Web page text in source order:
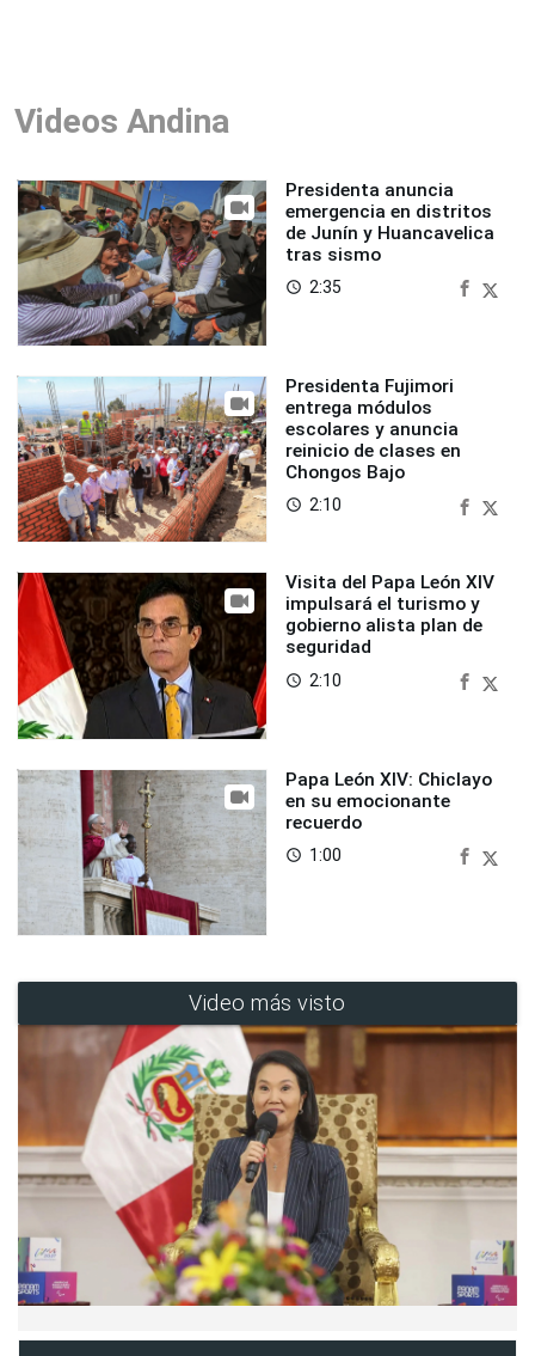
Videos Andina
Presidenta anuncia
emergencia en distritos
de Junín y Huancavelica
tras sismo
access_time 2:35
Presidenta Fujimori
entrega módulos
escolares y anuncia
reinicio de clases en
Chongos Bajo
access_time 2:10
Visita del Papa León XIV
impulsará el turismo y
gobierno alista plan de
seguridad
access_time 2:10
Papa León XIV: Chiclayo
en su emocionante
recuerdo
access_time 1:00
Video más visto